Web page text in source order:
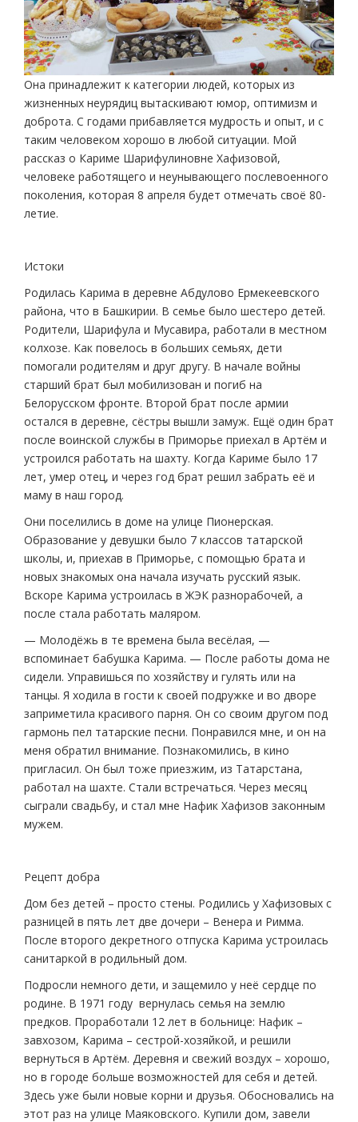
Она принадлежит к категории людей, которых из
жизненных неурядиц вытаскивают юмор, оптимизм и
доброта. С годами прибавляется мудрость и опыт, и с
таким человеком хорошо в любой ситуации. Мой
рассказ о Кариме Шарифулиновне Хафизовой,
человеке работящего и неунывающего послевоенного
поколения, которая 8 апреля будет отмечать своё 80-
летие.
Истоки
Родилась Карима в деревне Абдулово Ермекеевского
района, что в Башкирии. В семье было шестеро детей.
Родители, Шарифула и Мусавира, работали в местном
колхозе. Как повелось в больших семьях, дети
помогали родителям и друг другу. В начале войны
старший брат был мобилизован и погиб на
Белорусском фронте. Второй брат после армии
остался в деревне, сёстры вышли замуж. Ещё один брат
после воинской службы в Приморье приехал в Артём и
устроился работать на шахту. Когда Кариме было 17
лет, умер отец, и через год брат решил забрать её и
маму в наш город.
Они поселились в доме на улице Пионерская.
Образование у девушки было 7 классов татарской
школы, и, приехав в Приморье, с помощью брата и
новых знакомых она начала изучать русский язык.
Вскоре Карима устроилась в ЖЭК разнорабочей, а
после стала работать маляром.
— Молодёжь в те времена была весёлая, —
вспоминает бабушка Карима. — После работы дома не
сидели. Управишься по хозяйству и гулять или на
танцы. Я ходила в гости к своей подружке и во дворе
заприметила красивого парня. Он со своим другом под
гармонь пел татарские песни. Понравился мне, и он на
меня обратил внимание. Познакомились, в кино
пригласил. Он был тоже приезжим, из Татарстана,
работал на шахте. Стали встречаться. Через месяц
сыграли свадьбу, и стал мне Нафик Хафизов законным
мужем.
Рецепт добра
Дом без детей – просто стены. Родились у Хафизовых с
разницей в пять лет две дочери – Венера и Римма.
После второго декретного отпуска Карима устроилась
санитаркой в родильный дом.
Подросли немного дети, и защемило у неё сердце по
родине. В 1971 году вернулась семья на землю
предков. Проработали 12 лет в больнице: Нафик –
завхозом, Карима – сестрой-хозяйкой, и решили
вернуться в Артём. Деревня и свежий воздух – хорошо,
но в городе больше возможностей для себя и детей.
Здесь уже были новые корни и друзья. Обосновались на
этот раз на улице Маяковского. Купили дом, завели